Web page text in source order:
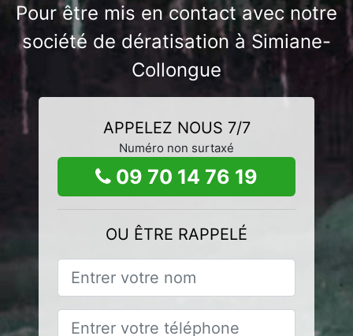
Pour être mis en contact avec notre
société de dératisation à Simiane-
Collongue
APPELEZ NOUS 7/7
Numéro non surtaxé
09 70 14 76 19
OU ÊTRE RAPPELÉ